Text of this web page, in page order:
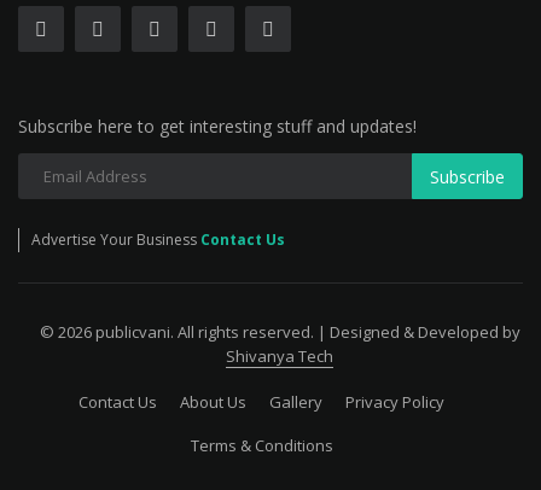
Subscribe here to get interesting stuff and updates!
Subscribe
Advertise Your Business Contact Us
© 2026 publicvani. All rights reserved. | Designed & Developed by
Shivanya Tech
Contact Us About Us Gallery
Privacy Policy
Terms & Conditions